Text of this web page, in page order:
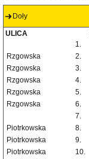
Doły
ULICA
1.
Rzgowska
2.
Rzgowska
3.
Rzgowska
4.
Rzgowska
5.
Rzgowska
6.
7.
Piotrkowska
8.
Piotrkowska
9.
Piotrkowska
10.